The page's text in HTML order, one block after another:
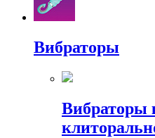
Вибраторы
Вибраторы